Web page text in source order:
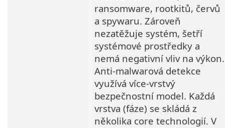
ransomware, rootkitů, červů
a spywaru. Zároveň
nezatěžuje systém, šetří
systémové prostředky a
nemá negativní vliv na výkon.
Anti-malwarová detekce
využívá více-vrstvý
bezpečnostní model. Každá
vrstva (fáze) se skládá z
několika core technologií. V